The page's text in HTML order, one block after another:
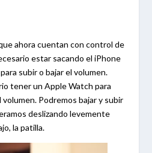
ahora cuentan con control de
estar sacando el iPhone
subir o bajar el volumen.
tener un Apple Watch para
Podremos bajar y subir
deslizando levemente
la patilla.